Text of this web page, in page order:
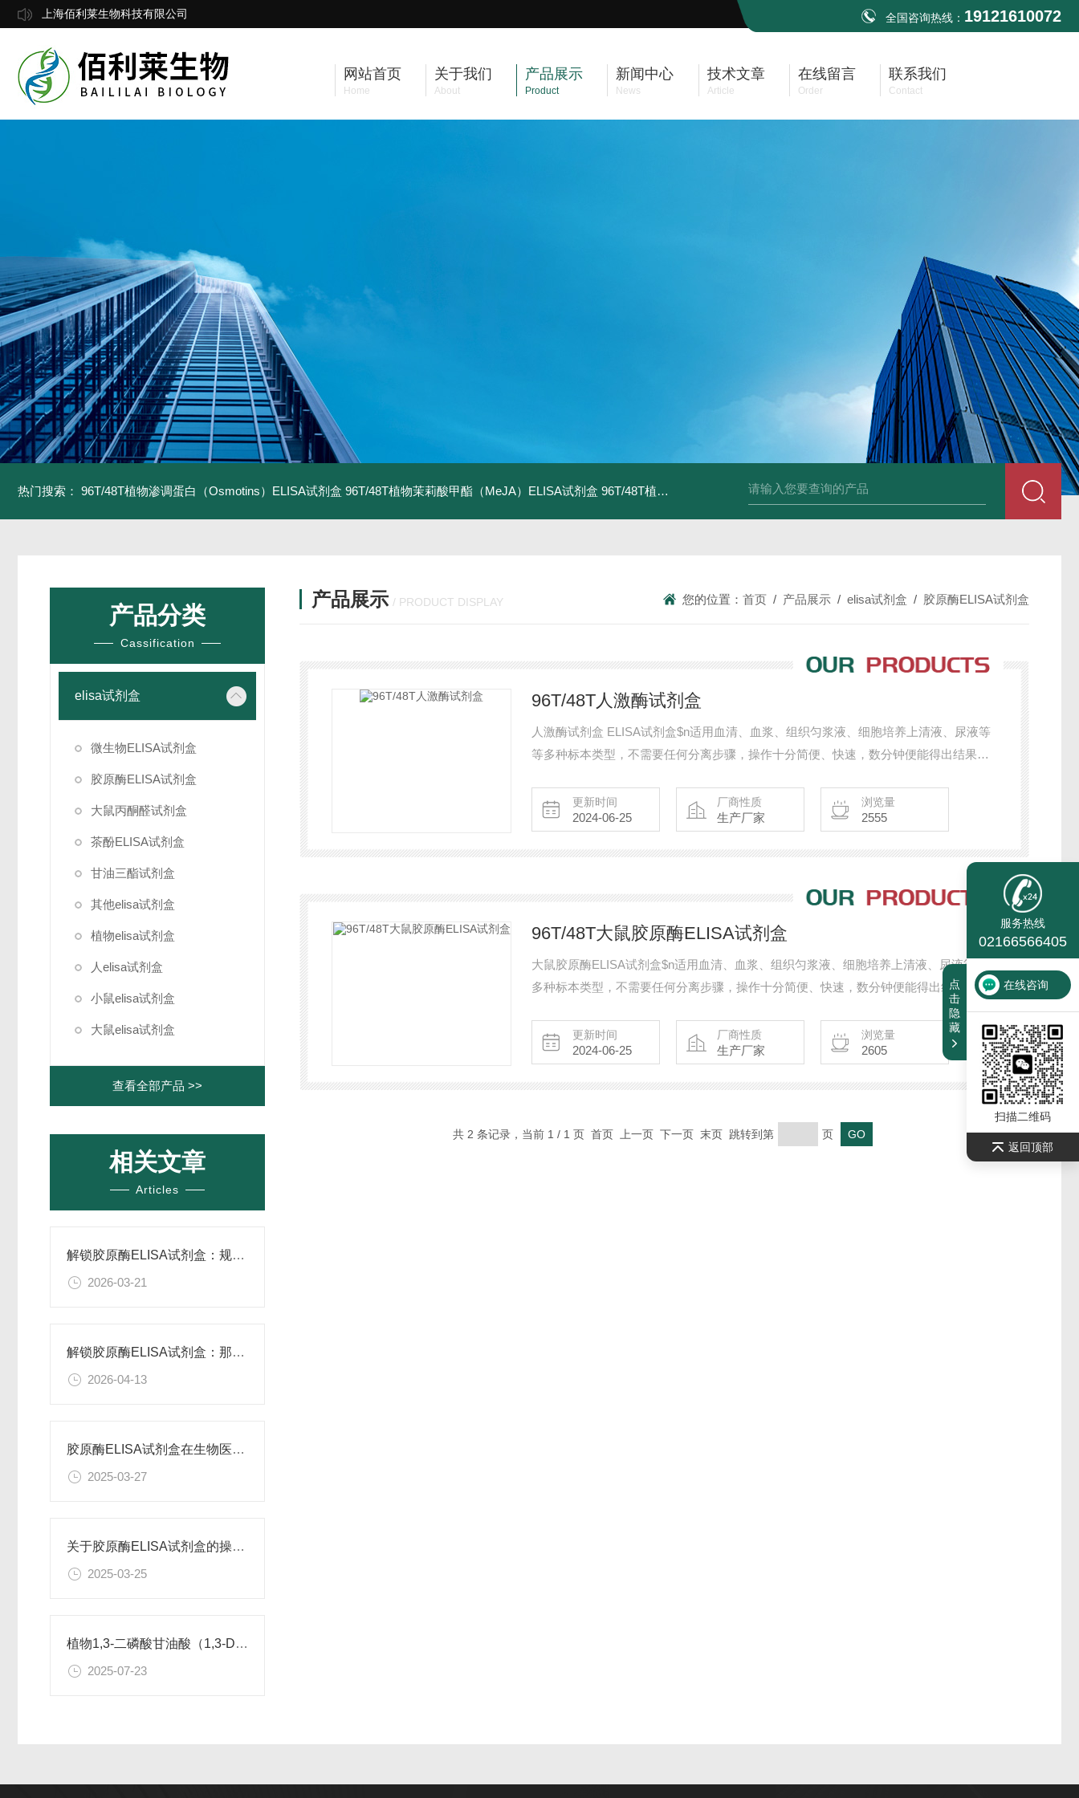
上海佰利莱生物科技有限公司 全国咨询热线： 19121610072
网站首页
Home
关于我们
About
产品展示
Product
新闻中心
News
技术文章
Article
在线留言
Order
联系我们
Contact
热门搜索： 96T/48T植物渗调蛋白（Osmotins）ELISA试剂盒 96T/48T植物茉莉酸甲酯（MeJA）ELISA试剂盒 96T/48T植物茉莉酸（JA）ELISA试剂盒 96T/48T植物可溶性淀粉（s-starch）ELISA试剂
产品分类
Cassification
elisa试剂盒
微生物ELISA试剂盒
胶原酶ELISA试剂盒
大鼠丙酮醛试剂盒
茶酚ELISA试剂盒
甘油三酯试剂盒
其他elisa试剂盒
植物elisa试剂盒
人elisa试剂盒
小鼠elisa试剂盒
大鼠elisa试剂盒
查看全部产品 >>
相关文章
Articles
解锁胶原酶ELISA试剂盒：规范操作的核心步骤梳理
2026-03-21
解锁胶原酶ELISA试剂盒：那些让它脱颖而出的隐藏优点，一文说透
2026-04-13
胶原酶ELISA试剂盒在生物医学研究中有着广泛的应用
2025-03-27
关于胶原酶ELISA试剂盒的操作步骤，您了解多少？
2025-03-25
植物1,3-二磷酸甘油酸（1,3-DPG） ELISA试剂盒 使用说明书
2025-07-23
产品展示 / PRODUCT DISPLAY 您的位置： 首页 / 产品展示 / elisa试剂盒 / 胶原酶ELISA试剂盒
96T/48T人激酶试剂盒
人激酶试剂盒 ELISA试剂盒$n适用血清、血浆、组织匀浆液、细胞培养上清液、尿液等
等多种标本类型，不需要任何分离步骤，操作十分简便、快速，数分钟便能得出结果，
更新时间
2024-06-25
厂商性质
生产厂家
浏览量
2555
96T/48T大鼠胶原酶ELISA试剂盒
大鼠胶原酶ELISA试剂盒$n适用血清、血浆、组织匀浆液、细胞培养上清液、尿液等等
多种标本类型，不需要任何分离步骤，操作十分简便、快速，数分钟便能得出结果，酶
更新时间
2024-06-25
厂商性质
生产厂家
浏览量
2605
共 2 条记录，当前 1 / 1 页 首页 上一页 下一页 末页 跳转到第 页
服务热线
02166566405
在线咨询
扫描二维码
返回顶部
点
击
隐
藏